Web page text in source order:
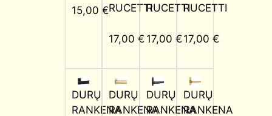
15,00 €RUCETTI
17,00€
RUCETTI
17,00 €
RUCETTI
17,00 €
DURŲ
RANKENA
DURŲ
RANKENA
DURŲ
RANKENA
DURŲ
RANKENA